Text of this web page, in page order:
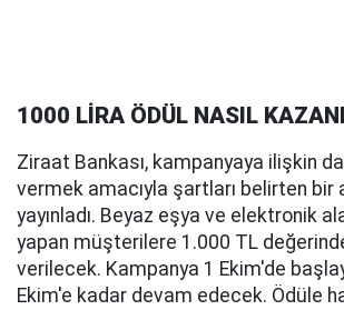
1000 LİRA ÖDÜL NASIL
Ziraat Bankası, kampanyaya ilişkin
vermek amacıyla şartları belirten bir
yayınladı. Beyaz eşya ve elektronik
yapan müşterilere 1.000 TL
verilecek. Kampanya 1 Ekim'de
Ekim'e kadar devam edecek. Ödüle